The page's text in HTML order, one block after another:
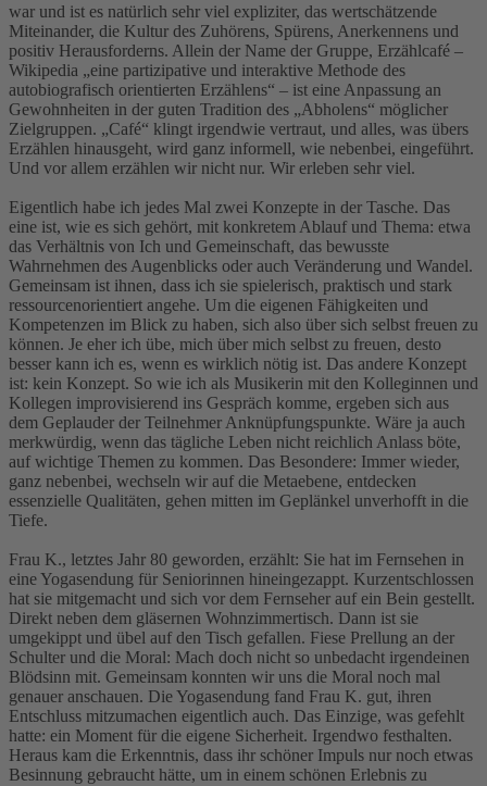
war und ist es natürlich sehr viel expliziter, das wertschätzende
Miteinander, die Kultur des Zuhörens, Spürens, Anerkennens und
positiv Herausforderns. Allein der Name der Gruppe, Erzählcafé –
Wikipedia „eine partizipative und interaktive Methode des
autobiografisch orientierten Erzählens“ – ist eine Anpassung an
Gewohnheiten in der guten Tradition des „Abholens“ möglicher
Zielgruppen. „Café“ klingt irgendwie vertraut, und alles, was übers
Erzählen hinausgeht, wird ganz informell, wie nebenbei, eingeführt.
Und vor allem erzählen wir nicht nur. Wir erleben sehr viel.
Eigentlich habe ich jedes Mal zwei Konzepte in der Tasche. Das
eine ist, wie es sich gehört, mit konkretem Ablauf und Thema: etwa
das Verhältnis von Ich und Gemeinschaft, das bewusste
Wahrnehmen des Augenblicks oder auch Veränderung und Wandel.
Gemeinsam ist ihnen, dass ich sie spielerisch, praktisch und stark
ressourcenorientiert angehe. Um die eigenen Fähigkeiten und
Kompetenzen im Blick zu haben, sich also über sich selbst freuen zu
können. Je eher ich übe, mich über mich selbst zu freuen, desto
besser kann ich es, wenn es wirklich nötig ist. Das andere Konzept
ist: kein Konzept. So wie ich als Musikerin mit den Kolleginnen und
Kollegen improvisierend ins Gespräch komme, ergeben sich aus
dem Geplauder der Teilnehmer Anknüpfungspunkte. Wäre ja auch
merkwürdig, wenn das tägliche Leben nicht reichlich Anlass böte,
auf wichtige Themen zu kommen. Das Besondere: Immer wieder,
ganz nebenbei, wechseln wir auf die Metaebene, entdecken
essenzielle Qualitäten, gehen mitten im Geplänkel unverhofft in die
Tiefe.
Frau K., letztes Jahr 80 geworden, erzählt: Sie hat im Fernsehen in
eine Yogasendung für Seniorinnen hineingezappt. Kurzentschlossen
hat sie mitgemacht und sich vor dem Fernseher auf ein Bein gestellt.
Direkt neben dem gläsernen Wohnzimmertisch. Dann ist sie
umgekippt und übel auf den Tisch gefallen. Fiese Prellung an der
Schulter und die Moral: Mach doch nicht so unbedacht irgendeinen
Blödsinn mit. Gemeinsam konnten wir uns die Moral noch mal
genauer anschauen. Die Yogasendung fand Frau K. gut, ihren
Entschluss mitzumachen eigentlich auch. Das Einzige, was gefehlt
hatte: ein Moment für die eigene Sicherheit. Irgendwo festhalten.
Heraus kam die Erkenntnis, dass ihr schöner Impuls nur noch etwas
Besinnung gebraucht hätte, um in einem schönen Erlebnis zu